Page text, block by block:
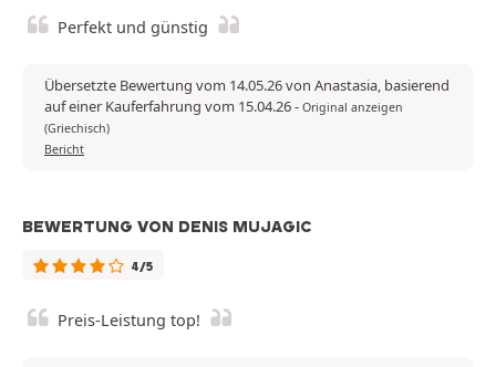
Perfekt und günstig
Übersetzte Bewertung vom 14.05.26 von Anastasia, basierend
auf einer Kauferfahrung vom 15.04.26- Original anzeigen
(Griechisch)
Bericht
BEWERTUNG VON DENIS MUJAGIC
4/5
Preis-Leistung top!